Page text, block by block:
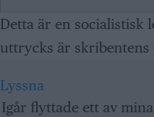
Detta är en socialistisk
uttrycks är skribentens
Lyssna
Igår flyttade ett av